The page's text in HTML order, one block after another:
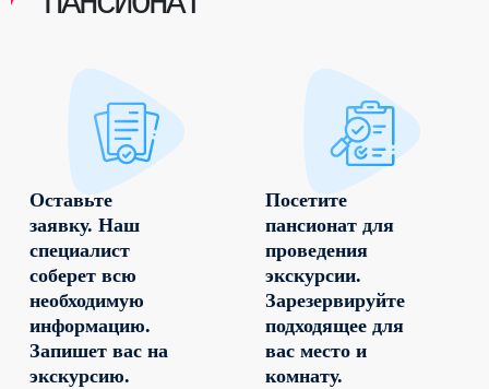
Оставьте
заявку. Наш
специалист
соберет всю
необходимую
информацию.
Запишет вас на
экскурсию.
Посетите
пансионат для
проведения
экскурсии.
Зарезервируйте
подходящее для
вас место и
комнату.